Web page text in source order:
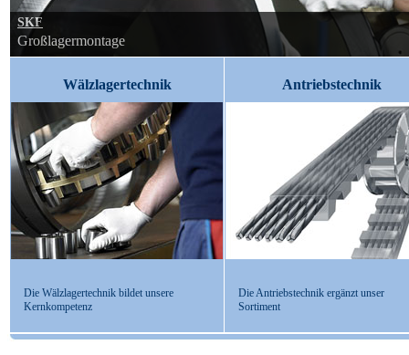
SKF
Großlagermontage
Wälzlagertechnik
Die Wälzlagertechnik bildet unsere
Kernkompetenz
Antriebstechnik
Die Antriebstechnik ergänzt unser
Sortiment